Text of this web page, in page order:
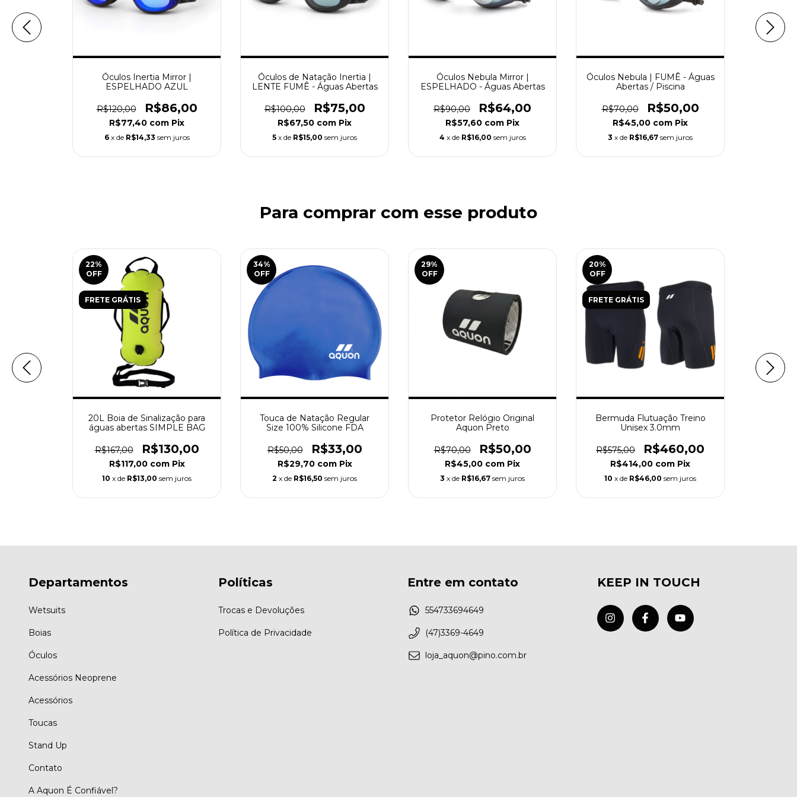
Óculos Inertia Mirror |
ESPELHADO AZUL
R$120,00 R$86,00
R$77,40 com Pix
6 x de R$14,33 sem juros
Óculos de Natação Inertia |
LENTE FUMÊ - Águas Abertas
R$100,00 R$75,00
R$67,50 com Pix
5 x de R$15,00 sem juros
Óculos Nebula Mirror |
ESPELHADO - Águas Abertas
R$90,00 R$64,00
R$57,60 com Pix
4 x de R$16,00 sem juros
Óculos Nebula | FUMÊ - Águas
Abertas / Piscina
R$70,00 R$50,00
R$45,00 com Pix
3 x de R$16,67 sem juros
Para comprar com esse produto
22%
OFF
FRETE GRÁTIS
20L Boia de Sinalização para
águas abertas SIMPLE BAG
R$167,00 R$130,00
R$117,00 com Pix
10 x de R$13,00 sem juros
34%
OFF
Touca de Natação Regular
Size 100% Silicone FDA
R$50,00 R$33,00
R$29,70 com Pix
2 x de R$16,50 sem juros
29%
OFF
Protetor Relógio Original
Aquon Preto
R$70,00 R$50,00
R$45,00 com Pix
3 x de R$16,67 sem juros
20%
OFF
FRETE GRÁTIS
Bermuda Flutuação Treino
Unisex 3.0mm
R$575,00 R$460,00
R$414,00 com Pix
10 x de R$46,00 sem juros
Departamentos
Wetsuits
Boias
Óculos
Acessórios Neoprene
Acessórios
Toucas
Stand Up
Contato
A Aquon É Confiável?
Políticas
Trocas e Devoluções
Política de Privacidade
Entre em contato
554733694649
(47)3369-4649
loja_aquon@pino.com.br
KEEP IN TOUCH